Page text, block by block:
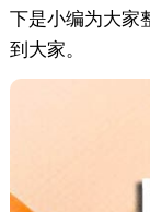
下是小编为大家
到大家。